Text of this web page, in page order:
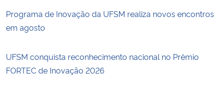
Programa de Inovação da UFSM realiza novos encontros
em agosto
UFSM conquista reconhecimento nacional no Prêmio
FORTEC de Inovação 2026